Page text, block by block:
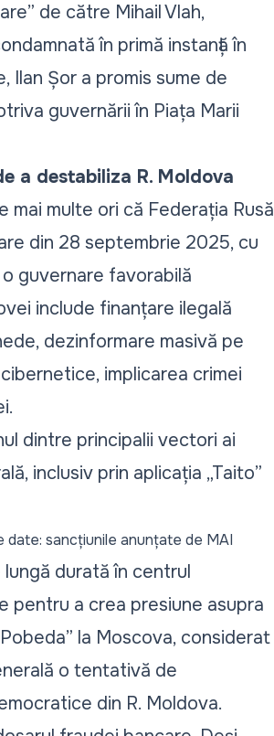
de către Mihail Vlah,
în primă instanță în
Ilan Șor a promis sume de
guvernării în Piața Marii
a destabiliza R. Moldova
mai multe ori că Federația Rusă
din 28 septembrie 2025, cu
guvernare favorabilă
include finanțare ilegală
dezinformare masivă pe
implicarea crimei
dintre principalii vectori ai
inclusiv prin aplicația „Taito”
sancțiunile anunțate de MAI
durată în centrul
pentru a crea presiune asupra
la Moscova, considerat
o tentativă de
din R. Moldova.